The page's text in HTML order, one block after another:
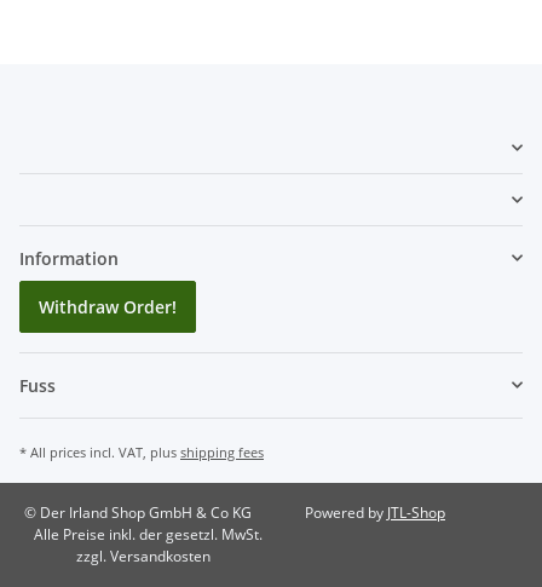
Information
Withdraw Order!
Fuss
* All prices incl. VAT, plus shipping fees
© Der Irland Shop GmbH & Co KG
Alle Preise inkl. der gesetzl. MwSt.
zzgl. Versandkosten
Powered by JTL-Shop